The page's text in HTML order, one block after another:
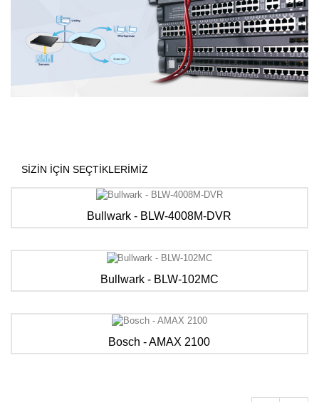
SIZIN IÇIN SEÇTIKLERIMIZ
Bullwark - BLW-4008M-DVR
Bullwark - BLW-102MC
Bosch - AMAX 2100